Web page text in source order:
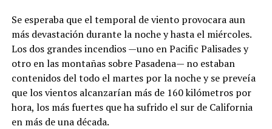
Se esperaba que el temporal de viento provocara aun
más devastación durante la noche y hasta el miércoles.
Los dos grandes incendios —uno en Pacific Palisades y
otro en las montañas sobre Pasadena— no estaban
contenidos del todo el martes por la noche y se preveía
que los vientos alcanzarían más de 160 kilómetros por
hora, los más fuertes que ha sufrido el sur de California
en más de una década.